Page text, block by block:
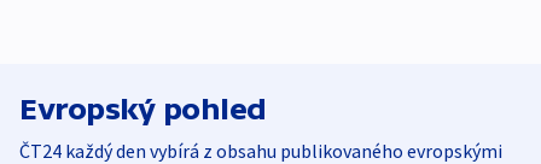
Evropský pohled
ČT24 každý den vybírá z obsahu publikovaného evropskými